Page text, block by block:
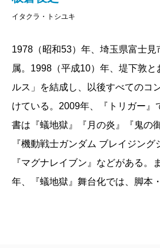
イタクラ・トシユキ
1978（昭和53）年、埼玉県富士
属。1998（平成10）年、堤下敦
ルス」を結成し、以後すべてのコ
けている。2009年、『トリガー』
書は『蟻地獄』『月の炎』『鬼の
『機動戦士ガンダム ブレイジン
『マグナレイブン』などがある。
年、『蟻地獄』舞台化では、脚本